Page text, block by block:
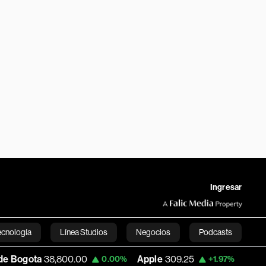
Ingresar
Línea Studios Negocios Podcasts
English0.00% Apple 309.25 +1.97% USD COP